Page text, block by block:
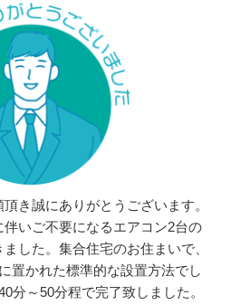
き誠にありがとうございます。
いご不要になるエアコン2台の
した。集合住宅のお住まいで、
置かれた標準的な設置方法でし
分～50分程で完了致しました。